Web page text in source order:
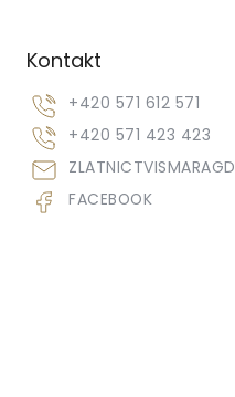
Kontakt
ZLATNICTVISMARAGD
+420 571 612 571
+420 571 423 423
FACEBOOK